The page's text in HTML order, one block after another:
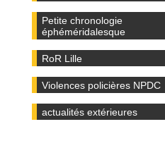
Petite chronologie
éphéméridalesque
RoR Lille
Violences policières NPDC
actualités extérieures